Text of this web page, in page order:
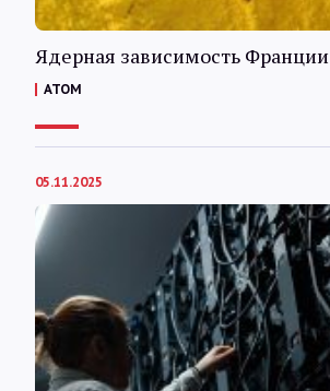
Ядерная зависимость Франции
АТОМ
05.11.2025